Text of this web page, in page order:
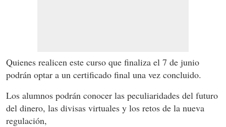
Quienes realicen este curso que finaliza el 7 de junio
podrán optar a un certificado final una vez concluido.
Los alumnos podrán conocer las peculiaridades del futuro
del dinero, las divisas virtuales y los retos de la nueva
regulación,